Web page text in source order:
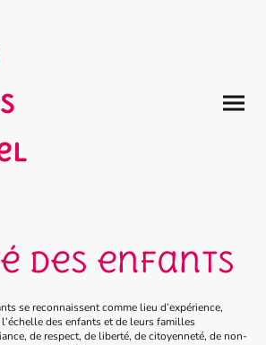
des enfants
se reconnaissent comme lieu d’expérience,
des enfants et de leurs familles
de respect, de liberté, de citoyenneté, de non-